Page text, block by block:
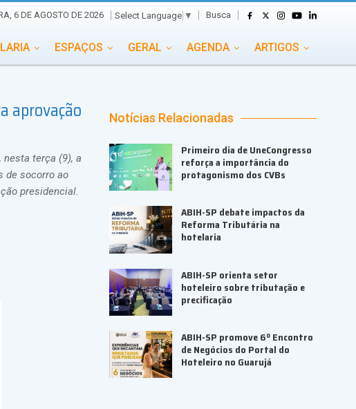
6 DE AGOSTO DE 2026 Select Language ▼ Busca
ESPAÇOS GERAL AGENDA ARTIGOS
PORTAL EVENTOS TV TRANSPORTES
TURISMO VAI E VEM
aprovação
nesta terça (9), a
de socorro ao
presidencial.
Notícias Relacionadas
Primeiro dia de UneCongresso
reforça a importância do
protagonismo dos CVBs
ABIH-SP debate impactos da
Reforma Tributária na
hotelaria
ABIH-SP orienta setor
hoteleiro sobre tributação e
precificação
ABIH-SP promove 6º Encontro
de Negócios do Portal do
Hoteleiro no Guarujá